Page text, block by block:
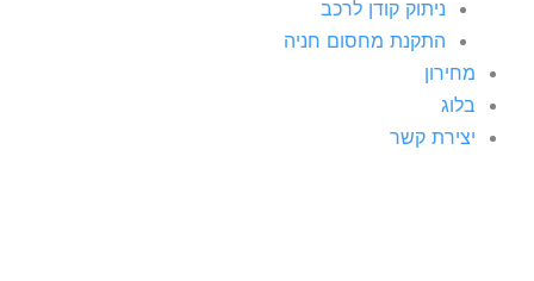
ניתוק קודן לרכב
התקנת מחסום חניה
מחירון
בלוג
יצירת קשר